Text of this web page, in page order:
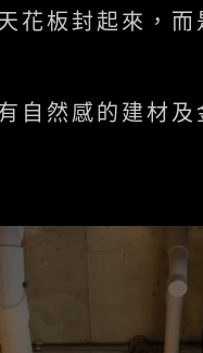
花板封起來，
自然感的建材